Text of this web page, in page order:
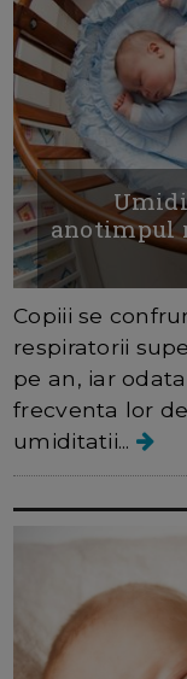
anotimpul
Copiii se
respiratorii
pe an, iar
frecventa lor
umiditatii...